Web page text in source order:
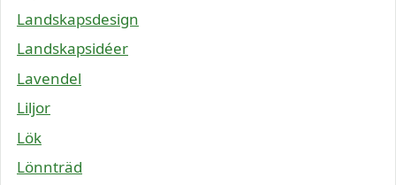
Landskapsdesign
Landskapsidéer
Lavendel
Liljor
Lök
Lönnträd